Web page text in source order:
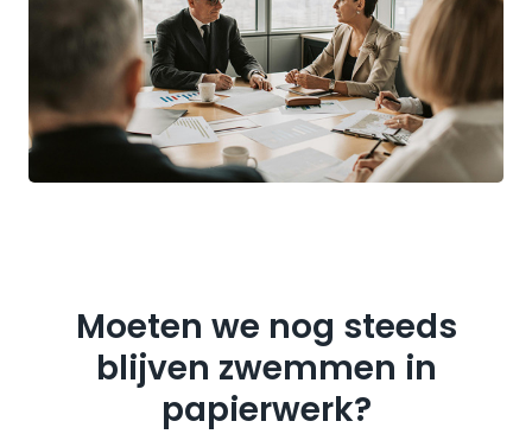
Moeten we nog steeds
blijven zwemmen in
papierwerk?